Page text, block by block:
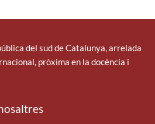
del sud de Catalunya, arrelada
pròxima en la docència i